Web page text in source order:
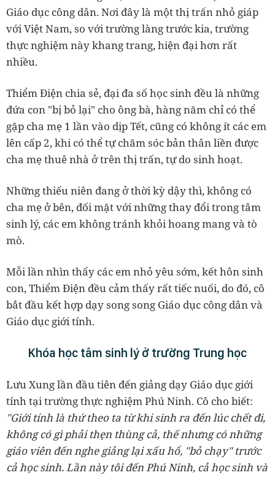
Giáo dục công dân. Nơi đây là một thị trấn nhỏ giáp
với Việt Nam, so với trường làng trước kia, trường
thực nghiệm này khang trang, hiện đại hơn rất
nhiều.
Thiểm Điện chia sẻ, đại đa số học sinh đều là những
đứa con "bị bỏ lại" cho ông bà, hàng năm chỉ có thể
gặp cha mẹ 1 lần vào dịp Tết, cũng có không ít các em
lên cấp 2, khi có thể tự chăm sóc bản thân liền được
cha mẹ thuê nhà ở trên thị trấn, tự do sinh hoạt.
Những thiếu niên đang ở thời kỳ dậy thì, không có
cha mẹ ở bên, đối mặt với những thay đổi trong tâm
sinh lý, các em không tránh khỏi hoang mang và tò
mò.
Mỗi lần nhìn thấy các em nhỏ yêu sớm, kết hôn sinh
con, Thiểm Điện đều cảm thấy rất tiếc nuối, do đó, cô
bắt đầu kết hợp dạy song song Giáo dục công dân và
Giáo dục giới tính.
Khóa học tâm sinh lý ở trường Trung học
Lưu Xung lần đầu tiên đến giảng dạy Giáo dục giới
tính tại trường thực nghiệm Phú Ninh. Cô cho biết:
"Giới tính là thứ theo ta từ khi sinh ra đến lúc chết đi,
không có gì phải thẹn thùng cả, thế nhưng có những
giáo viên đến nghe giảng lại xấu hổ, "bỏ chạy" trước
cả học sinh. Lần này tôi đến Phú Ninh, cả học sinh và